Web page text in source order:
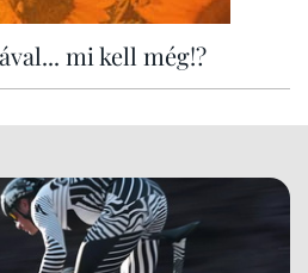
mi kell még!?